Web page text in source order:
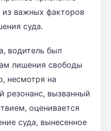
важных факторов
суда.
водитель был
лишения свободы
несмотря на
резонанс, вызванный
оценивается
суда, вынесенное